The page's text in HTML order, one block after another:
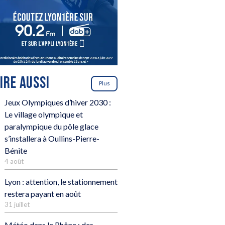
AUSSI Plus
Jeux Olympiques d’hiver 2030 :
Le village olympique et
paralympique du pôle glace
s’installera à Oullins-Pierre-
Bénite
4 août
Lyon : attention, le stationnement
restera payant en août
31 juillet